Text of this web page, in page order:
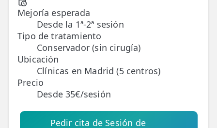
🫁 Fisioterapia Respiratoria
👶 Fisioterapia Pediátrica
TRATAMIENTOS
✅ Punción Seca
✅ Ondas de Choque
Mejoría esperada
Desde la 1ª-2ª sesión
Tipo de tratamiento
Conservador (sin cirugía)
Ubicación
Clínicas en Madrid (5 centros)
Precio
Desde 35€/sesión
Pedir cita de Sesión de